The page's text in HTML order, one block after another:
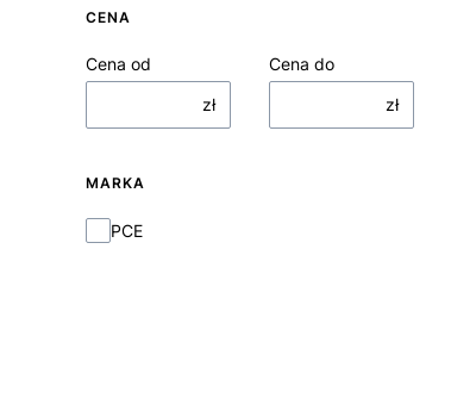
CENA
Cena od
zł
Cena do
zł
MARKA
Marka
PCE